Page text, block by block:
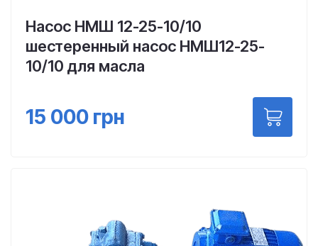
Насос НМШ 12-25-10/10
шестеренный насос НМШ12-25-
10/10 для масла
15 000 грн